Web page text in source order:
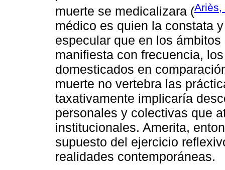
muerte se medicalizara (Ariès,
médico es quien la constata
especular que en los
manifiesta con frecuencia,
domesticados en
muerte no vertebra las
taxativamente implicaría
personales y colectivas que
institucionales. Amerita,
supuesto del ejercicio
realidades contemporáneas.